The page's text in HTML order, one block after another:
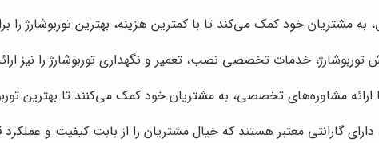
به مشتریان خود کمک می‌کند تا با کمترین هزینه، بهترین توربوشارژ را
توربوشارژ، خدمات تخصصی نصب، تعمیر و نگهداری توربوشارژ را نیز
مشاوره‌های تخصصی، به مشتریان خود کمک می‌کنند تا بهترین
دارای گارانتی معتبر هستند که خیال مشتریان را از بابت کیفیت و